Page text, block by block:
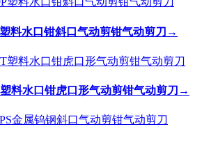
料水口钳斜口气动剪钳气动剪刀 →
料水口钳虎口形气动剪钳气动剪刀 →